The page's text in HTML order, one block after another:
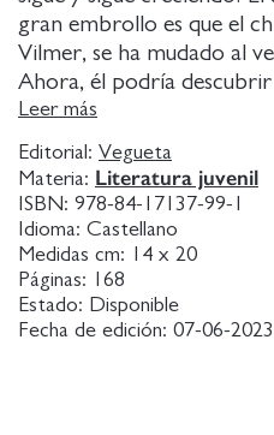
gran embrollo es que el
Vilmer, se ha mudado al
Ahora, él podría
¿Quizá las vacaciones que
peores de su vida acaben
Leer más
Editorial: Vegueta
Materia: Literatura juvenil
ISBN: 978-84-17137-99-1
Idioma: Castellano
Medidas cm:
14 x 20
Páginas:
168
Estado: Disponible
Fecha de edición: 07-06-2023